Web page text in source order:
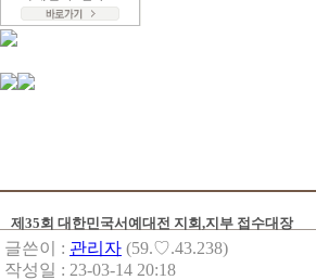
제35회 대한민국서예대전 지회,지부 접수대장
글쓴이 : 관리자 (59.♡.43.238)
작성일 : 23-03-14 20:18